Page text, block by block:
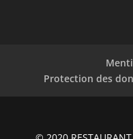
Protection des